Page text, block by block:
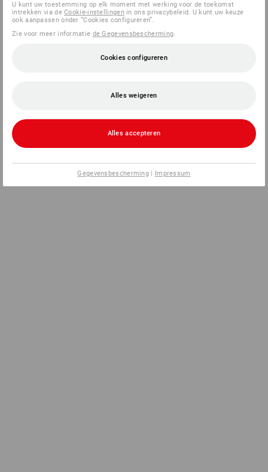
U kunt uw toestemming op elk moment met werking voor de toekomst
intrekken via deCookie-instellingenin ons privacybeleid. U kunt uw keuze
ook aanpassen onder “Cookies configureren”.
Zie voor meer informatie de Gegevensbescherming.
Cookies configureren
Alles weigeren
Alles accepteren
Gegevensbescherming | Impressum